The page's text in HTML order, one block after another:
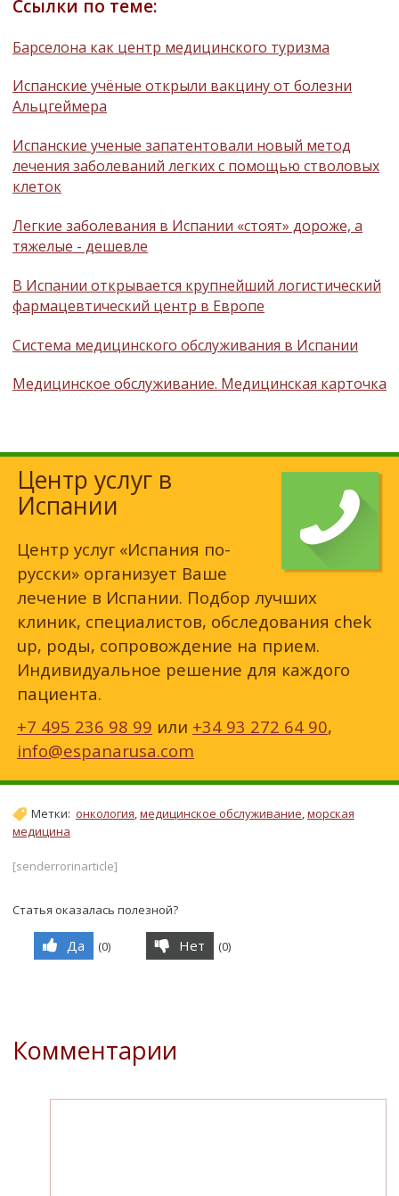
Ссылки по теме:
Барселона как центр медицинского туризма
Испанские учёные открыли вакцину от болезни
Альцгеймера
Испанские ученые запатентовали новый метод
лечения заболеваний легких с помощью стволовых
клеток
Легкие заболевания в Испании «стоят» дороже, а
тяжелые - дешевле
В Испании открывается крупнейший логистический
фармацевтический центр в Европе
Система медицинского обслуживания в Испании
Медицинское обслуживание. Медицинская карточка
Центр услуг в
Испании
Центр услуг «Испания по-
русски» организует Ваше
лечение в Испании. Подбор лучших
клиник, специалистов, обследования chek
up, роды, сопровождение на прием.
Индивидуальное решение для каждого
пациента.
+7 495 236 98 99 или +34 93 272 64 90,
info@espanarusa.com
Метки: онкология,медицинское обслуживание,морская
медицина
[senderrorinarticle]
Статья оказалась полезной?
Да (0) Нет (0)
Комментарии